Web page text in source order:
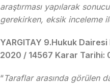
araştırması yapılarak
gerekirken, eksik inceleme
YARGITAY 9.Hukuk
2020 / 14567 Karar Tarihi:
“Taraflar arasında görülen